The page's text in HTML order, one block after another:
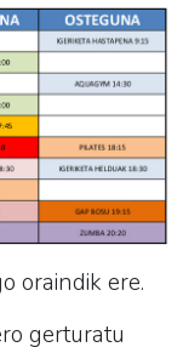
oraindik ere.
gerturatu